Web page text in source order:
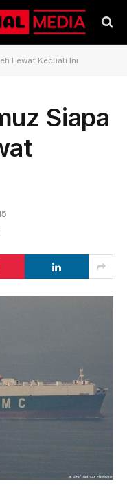
Lewat Kecuali Ini
Siapa